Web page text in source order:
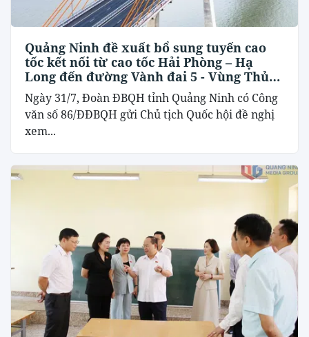
Quảng Ninh đề xuất bổ sung tuyến cao
tốc kết nối từ cao tốc Hải Phòng – Hạ
Long đến đường Vành đai 5 - Vùng Thủ
đô Hà Nội
Ngày 31/7, Đoàn ĐBQH tỉnh Quảng Ninh có Công
văn số 86/ĐĐBQH gửi Chủ tịch Quốc hội đề nghị
xem...